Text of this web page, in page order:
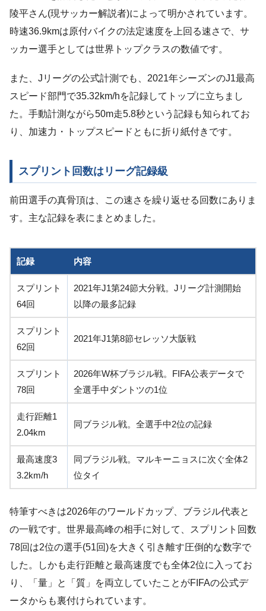
陵平さん(現サッカー解説者)によって明かされています。
時速36.9kmは原付バイクの法定速度を上回る速さで、サ
ッカー選手としては世界トップクラスの数値です。
また、Jリーグの公式計測でも、2021年シーズンのJ1最高
スピード部門で35.32km/hを記録してトップに立ちまし
た。手動計測ながら50m走5.8秒という記録も知られてお
り、加速力・トップスピードともに折り紙付きです。
スプリント回数はリーグ記録級
前田選手の真骨頂は、この速さを繰り返せる回数にありま
す。主な記録を表にまとめました。
記録 内容
スプリント
64回
2021年J1第24節大分戦。Jリーグ計測開始
以降の最多記録
スプリント
62回
2021年J1第8節セレッソ大阪戦
スプリント
78回
2026年W杯ブラジル戦。FIFA公表データで
全選手中ダントツの1位
走行距離1
2.04km
同ブラジル戦。全選手中2位の記録
最高速度3
3.2km/h
同ブラジル戦。マルキーニョスに次ぐ全体2
位タイ
特筆すべきは2026年のワールドカップ、ブラジル代表と
の一戦です。世界最高峰の相手に対して、スプリント回数
78回は2位の選手(51回)を大きく引き離す圧倒的な数字で
した。しかも走行距離と最高速度でも全体2位に入ってお
り、「量」と「質」を両立していたことがFIFAの公式デ
ータからも裏付けられています。